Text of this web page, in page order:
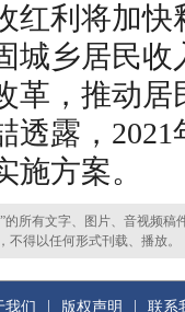
红利将加
城乡居民收
革，推动居
透露，
方案。
所有文字、图片、音视频稿
得以任何形式刊载、播放。
我们 版权声明 联系